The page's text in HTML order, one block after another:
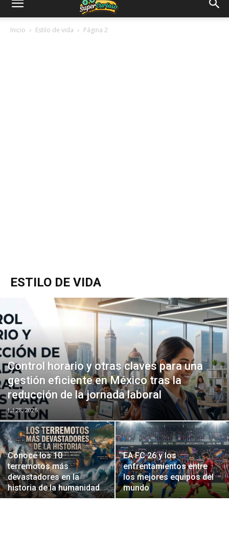
Inicio Estilo de vida Página 2
ESTILO DE VIDA
Control horario y otras claves para una
gestión eficiente en México tras la
reducción de la jornada laboral
Jul 28, 2026
Conoce los 10
terremotos más
devastadores en la
historia de la humanidad
EA FC 26 y los
enfrentamientos entre
los mejores equipos del
mundo